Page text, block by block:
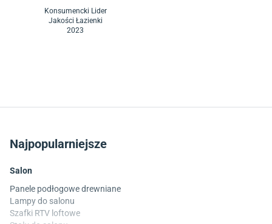
Konsumencki Lider
Jakości Łazienki
2023
Najpopularniejsze
Salon
Panele podłogowe drewniane
Lampy do salonu
Szafki RTV loftowe